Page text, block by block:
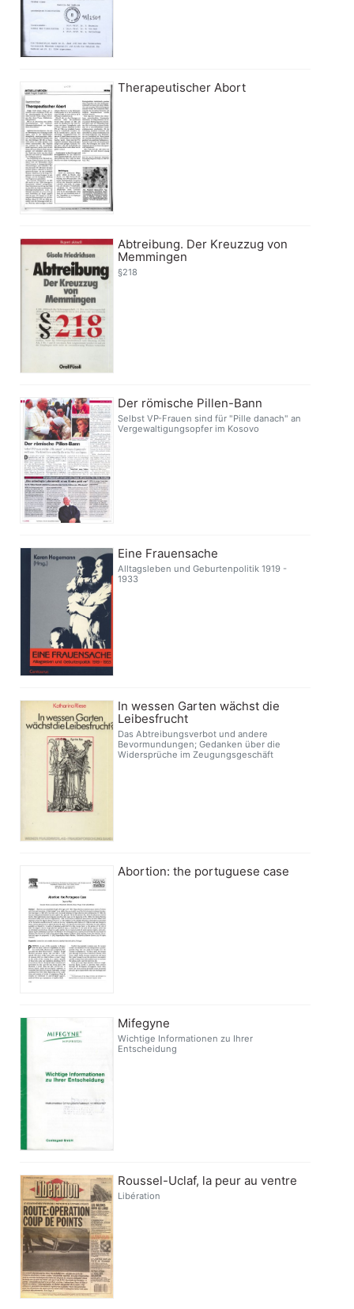
Therapeutischer Abort
Abtreibung. Der Kreuzzug von
Memmingen
§218
Der römische Pillen-Bann
Selbst VP-Frauen sind für "Pille danach" an
Vergewaltigungsopfer im Kosovo
Eine Frauensache
Alltagsleben und Geburtenpolitik 1919 -
1933
In wessen Garten wächst die
Leibesfrucht
Das Abtreibungsverbot und andere
Bevormundungen; Gedanken über die
Widersprüche im Zeugungsgeschäft
Abortion: the portuguese case
Mifegyne
Wichtige Informationen zu Ihrer
Entscheidung
Roussel-Uclaf, la peur au ventre
Libération